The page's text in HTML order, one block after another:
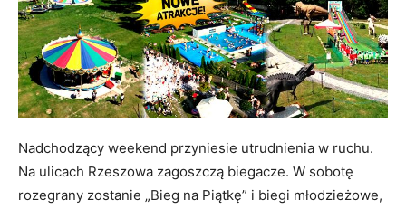
Nadchodzący weekend przyniesie utrudnienia w ruchu.
Na ulicach Rzeszowa zagoszczą biegacze. W sobotę
rozegrany zostanie „Bieg na Piątkę” i biegi młodzieżowe,